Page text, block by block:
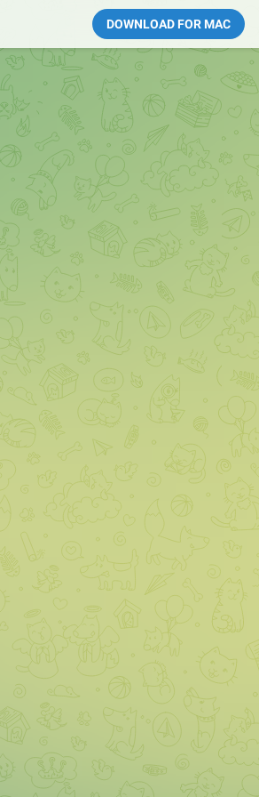
DOWNLOAD FOR MAC